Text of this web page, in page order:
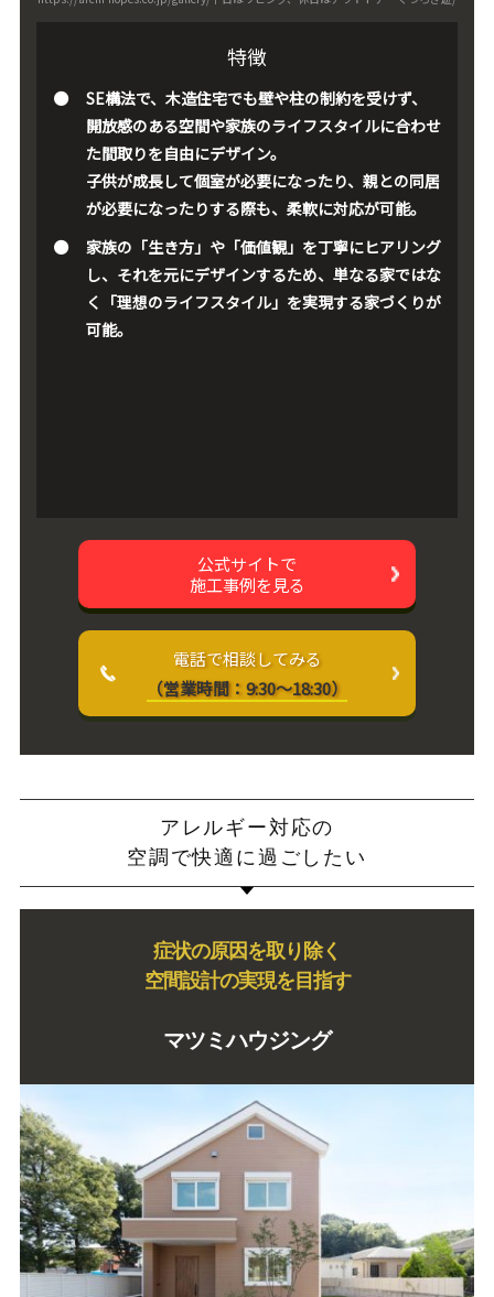
特徴
SE構法で、木造住宅でも壁や柱の制約を受けず、
開放感のある空間や家族のライフスタイルに合わせ
た間取りを自由にデザイン。
子供が成長して個室が必要になったり、親との同居
が必要になったりする際も、柔軟に対応が可能。
家族の「生き方」や「価値観」を丁寧にヒアリング
し、それを元にデザインするため、単なる家ではな
く「理想のライフスタイル」を実現する家づくりが
可能。
公式サイトで
施工事例を見る
電話で相談してみる
（営業時間：9:30～18:30）
アレルギー対応の
空調で快適に過ごしたい
症状の原因を取り除く
空間設計の実現を目指す
マツミハウジング